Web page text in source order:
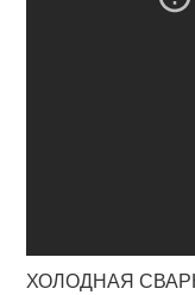
ХОЛОДНАЯ